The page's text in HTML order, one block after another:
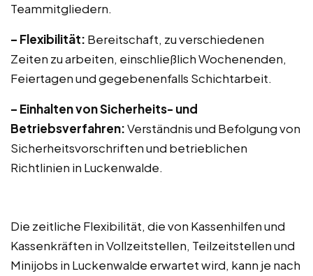
Teammitgliedern.
– Flexibilität: Bereitschaft, zu verschiedenen
Zeiten zu arbeiten, einschließlich Wochenenden,
Feiertagen und gegebenenfalls Schichtarbeit.
– Einhalten von Sicherheits- und
Betriebsverfahren:Verständnis und Befolgung von
Sicherheitsvorschriften und betrieblichen
Richtlinien in Luckenwalde.
Die zeitliche Flexibilität, die von Kassenhilfen und
Kassenkräften in Vollzeitstellen, Teilzeitstellen und
Minijobs in Luckenwalde erwartet wird, kann je nach